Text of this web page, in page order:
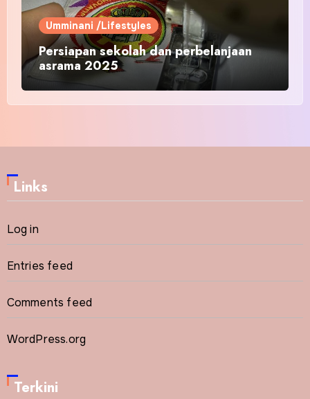
Umminani /Lifestyles
Persiapan sekolah dan perbelanjaan
asrama 2025
Links
Log in
Entries feed
Comments feed
WordPress.org
Terkini